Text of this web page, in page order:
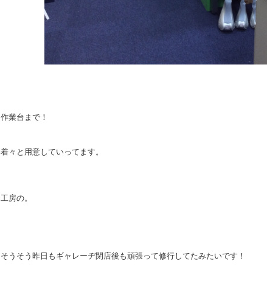
作業台まで！
着々と用意していってます。
工房の。
そうそう昨日もギャレーヂ閉店後も頑張って修行してたみたいです！